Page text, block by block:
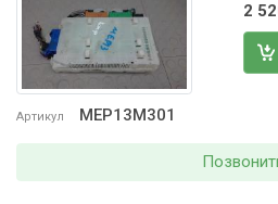
Артикул MEP13M301
2